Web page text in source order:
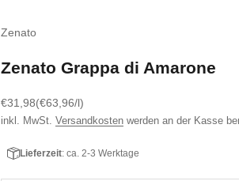
Zenato
Zenato Grappa di Amarone
Angebot
€31,98(€63,96/l)
inkl. MwSt.Versandkosten werden an der Kasse
Lieferzeit: ca. 2-3 Werktage